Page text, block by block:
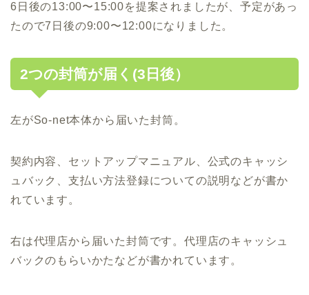
6日後の13:00〜15:00を提案されましたが、予定があっ
たので7日後の9:00〜12:00になりました。
2つの封筒が届く(3日後）
左がSo-net本体から届いた封筒。
契約内容、セットアップマニュアル、公式のキャッシ
ュバック、支払い方法登録についての説明などが書か
れています。
右は代理店から届いた封筒です。代理店のキャッシュ
バックのもらいかたなどが書かれています。